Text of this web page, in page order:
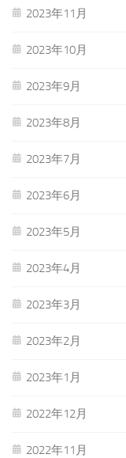
2023年11月
2023年10月
2023年9月
2023年8月
2023年7月
2023年6月
2023年5月
2023年4月
2023年3月
2023年2月
2023年1月
2022年12月
2022年11月